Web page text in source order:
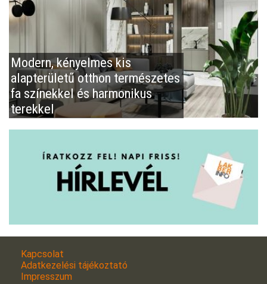
Modern, kényelmes kis
alapterületű otthon természetes
fa színekkel és harmonikus
terekkel
Kapcsolat
Adatkezelési tájékoztató
Impresszum